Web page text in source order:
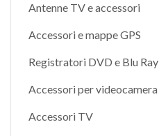
Antenne TV e accessori
Accessori e mappe GPS
Registratori DVD e Blu Ray
Accessori per videocamera
Accessori TV